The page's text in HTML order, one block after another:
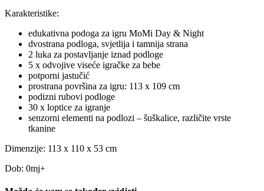
Karakteristike:
edukativna podoga za igru MoMi Day & Night
dvostrana podloga, svjetlija i tamnija strana
2 luka za postavljanje iznad podloge
5 x odvojive viseće igračke za bebe
potporni jastučić
prostrana površina za igru: 113 x 109 cm
podizni rubovi podloge
30 x loptice za igranje
senzorni elementi na podlozi – šuškalice, različite vrste
tkanine
Dimenzije: 113 x 110 x 53 cm
Dob: 0mj+